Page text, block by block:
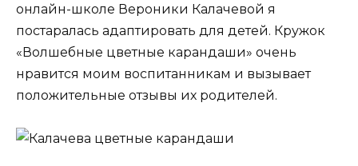
онлайн-школе Вероники Калачевой я
постаралась адаптировать для детей. Кружок
«Волшебные цветные карандаши» очень
нравится моим воспитанникам и вызывает
положительные отзывы их родителей.